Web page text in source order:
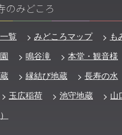
のみどころ
覧 みどころマップ
も
鳴谷滝 本堂・観音様
縁結び地蔵 長寿の水
玉広稲荷 池守地蔵
山